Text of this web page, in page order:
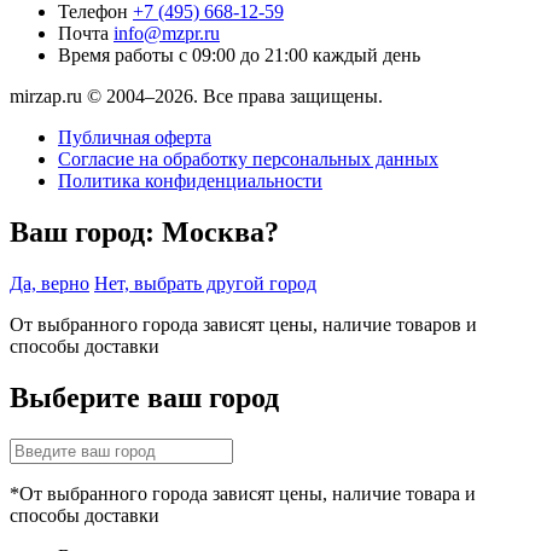
Телефон +7 (495) 668-12-59
Почта info@mzpr.ru
Время работы с 09:00 до 21:00 каждый день
mirzap.ru © 2004–2026. Все права защищены.
Публичная оферта
Согласие на обработку персональных данных
Политика конфиденциальности
Ваш город: Москва?
Да, верно Нет, выбрать другой город
От выбранного города зависят цены, наличие товаров и
способы доставки
Выберите ваш город
*От выбранного города зависят цены, наличие товара и
способы доставки